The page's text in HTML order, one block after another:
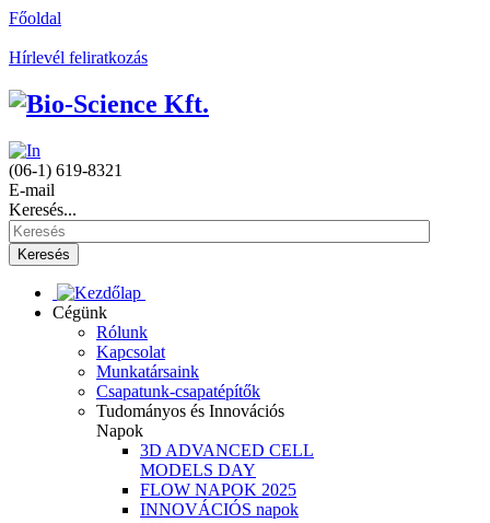
Főoldal
Hírlevél feliratkozás
(06-1) 619-8321
E-mail
Keresés...
Keresés
Cégünk
Rólunk
Kapcsolat
Munkatársaink
Csapatunk-csapatépítők
Tudományos és Innovációs
Napok
3D ADVANCED CELL
MODELS DAY
FLOW NAPOK 2025
INNOVÁCIÓS napok